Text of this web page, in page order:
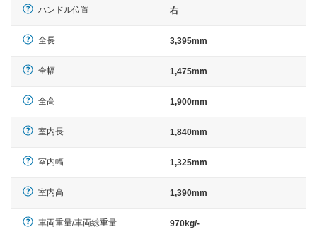
ハンドル位置 右
全長 3,395mm
全幅 1,475mm
全高 1,900mm
室内長 1,840mm
室内幅 1,325mm
室内高 1,390mm
車両重量/車両総重量 970kg/-